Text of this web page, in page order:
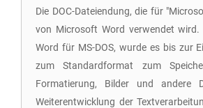
Die DOC-Dateiendung, die für
von Microsoft Word verwendet
Word für MS-DOS, wurde es bis zur
zum Standardformat zum
Formatierung, Bilder und andere
Weiterentwicklung der